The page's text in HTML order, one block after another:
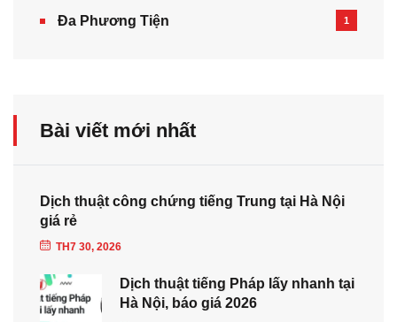
Đa Phương Tiện 1
Bài viết mới nhất
Dịch thuật công chứng tiếng Trung tại Hà Nội
giá rẻ
TH7 30, 2026
Dịch thuật tiếng Pháp lấy nhanh tại
Hà Nội, báo giá 2026